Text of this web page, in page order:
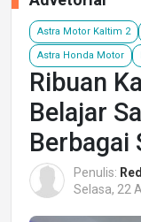
Astra Motor Kaltim 2
Astra Honda Motor
Ribuan
Belajar
Berbagai
Penulis:
Selasa, 22